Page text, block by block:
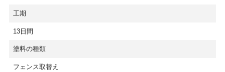
工期
13日間
塗料の種類
フェンス取替え